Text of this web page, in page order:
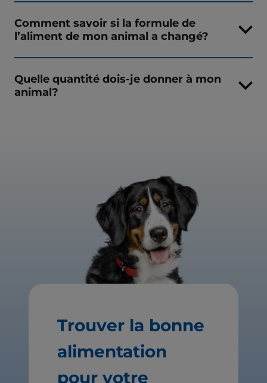
Comment savoir si la formule de
l’aliment de mon animal a changé?
Quelle quantité dois-je donner à mon
animal?
Trouver la bonne
alimentation
pour votre